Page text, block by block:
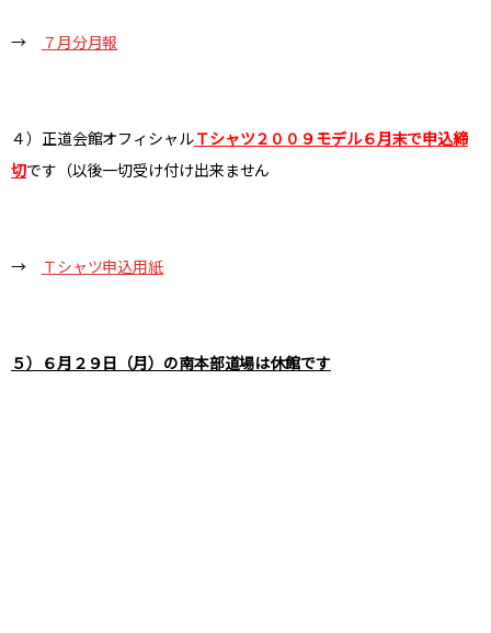
→ ７月分月報
４）正道会館オフィシャルＴシャツ２００９モデル６月末で申込締
切です（以後一切受け付け出来ません
→ Ｔシャツ申込用紙
５）６月２９日（月）の南本部道場は休館です